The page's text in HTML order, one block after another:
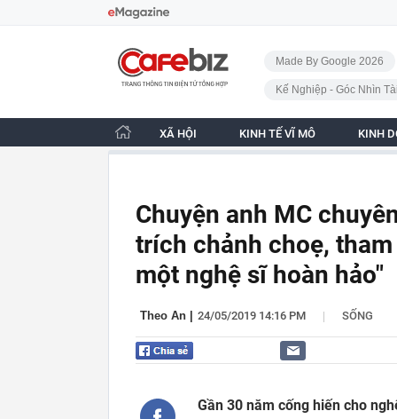
CafeBiz - Trang chủ
Made By Google 2026
Kế Nghiệp - Góc Nhìn
XÃ HỘI KINH TẾ VĨ MÔ KINH
Chuyện anh MC
trích chảnh choẹ,
một nghệ sĩ hoàn hảo"
Theo An 24/05/2019 14:16 PM | SỐNG
Gần 30 năm cống hiến cho